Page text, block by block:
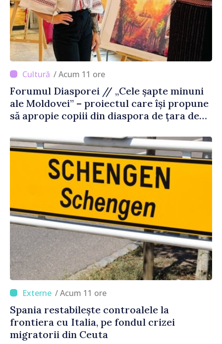
/ Acum 11 ore
Forumul Diasporei // „Cele șapte minuni
ale Moldovei” – proiectul care își propune
să apropie copiii din diaspora de țara de
/ Acum 11 ore
Spania restabilește controalele la
frontiera cu Italia, pe fondul crizei
migratorii din Ceuta